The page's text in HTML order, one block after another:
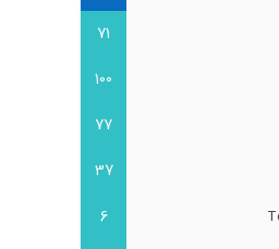
71
100
77
37
6